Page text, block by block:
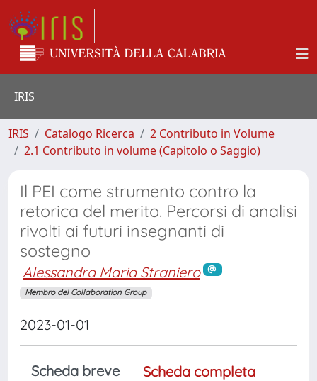
IRIS
IRIS Catalogo Ricerca
2 Contributo in Volume
2.1 Contributo in volume (Capitolo o Saggio)
Il PEI come strumento contro la
retorica del merito. Percorsi di analisi
rivolti ai futuri insegnanti di
sostegno
Alessandra Maria Straniero
Membro del Collaboration Group
2023-01-01
Scheda breve
Scheda completa